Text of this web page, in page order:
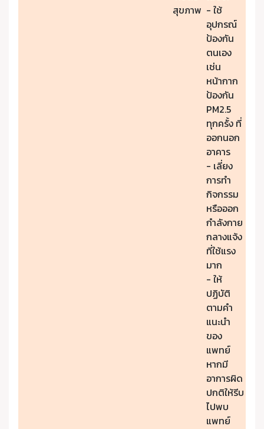
สุขภาพ - ใช้
อุปกรณ์
ป้องกัน
ตนเอง
เช่น
หน้ากาก
ป้องกัน
PM2.5
ทุกครั้ง ที่
ออกนอก
อาคาร
- เลี่ยง
การทำ
กิจกรรม
หรือออก
กำลังกาย
กลางแจ้ง
ที่ใช้แรง
มาก
- ให้
ปฏิบัติ
ตามคำ
แนะนำ
ของ
แพทย์
หากมี
อาการผิด
ปกติให้รีบ
ไปพบ
แพทย์